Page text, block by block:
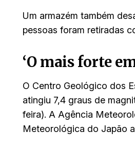
Um armazém também
pessoas foram retiradas
‘O mais forte
O Centro Geológico dos
atingiu 7,4 graus de
feira). A Agência
Meteorológica do Japão